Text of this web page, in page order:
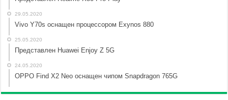
29.05.2020
Vivo Y70s оснащен процессором Exynos 880
25.05.2020
Представлен Huawei Enjoy Z 5G
24.05.2020
OPPO Find X2 Neo оснащен чипом Snapdragon 765G